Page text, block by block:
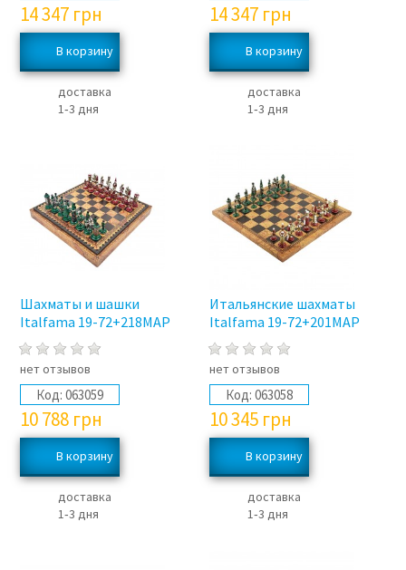
14 347 грн
доставка
1‑3 дня
14 347 грн
доставка
1‑3 дня
Шахматы и шашки
Italfama 19-72+218MAP
нет отзывов
Код: 063059
10 788 грн
доставка
1‑3 дня
Итальянские шахматы
Italfama 19-72+201MAP
нет отзывов
Код: 063058
10 345 грн
доставка
1‑3 дня